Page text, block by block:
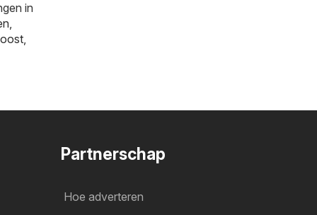
in
,
,
Partnerschap
Hoe adverteren